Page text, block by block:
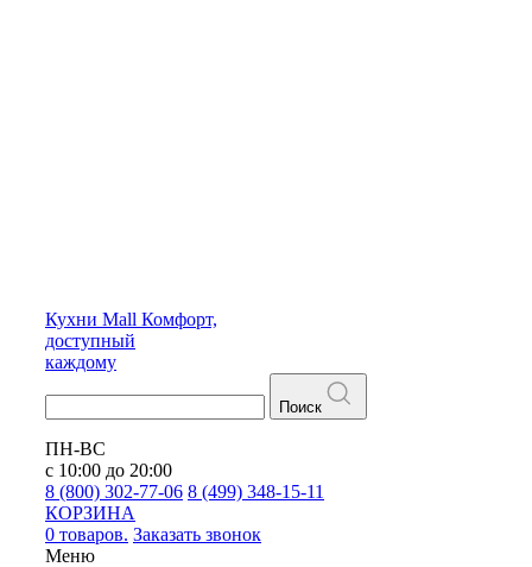
Кухни Mall Комфорт,
доступный
каждому
Поиск
ПН-ВС
с 10:00 до 20:00
8 (800) 302-77-06 8 (499) 348-15-11
КОРЗИНА
0 товаров. Заказать звонок
Меню